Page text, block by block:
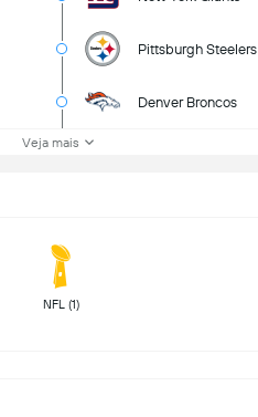
Pittsburgh Steelers
Denver Broncos
Veja mais
NFL (1)